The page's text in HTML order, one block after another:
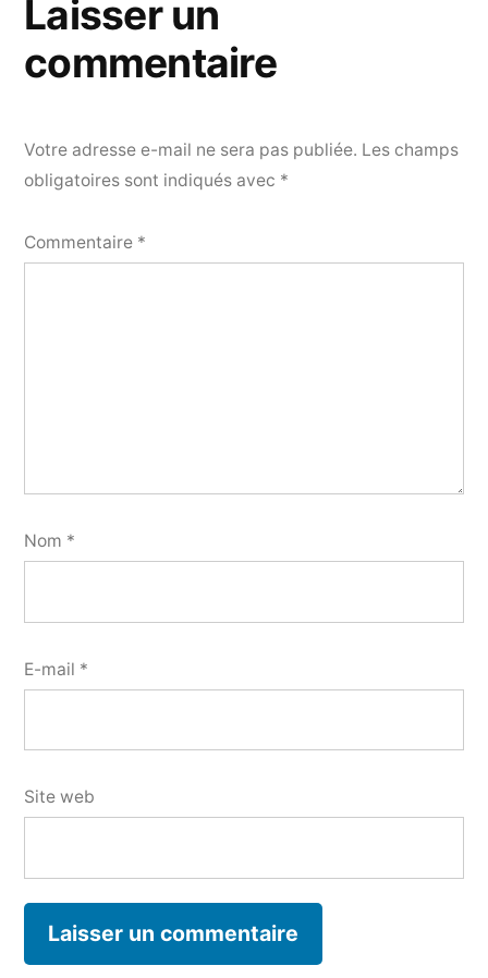
Laisser un
commentaire
Votre adresse e-mail ne sera pas publiée. Les champs
obligatoires sont indiqués avec *
Commentaire *
Nom *
E-mail *
Site web